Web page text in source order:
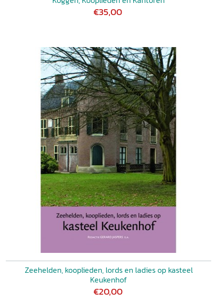
€35,00
Zeehelden, kooplieden, lords en ladies op kasteel
Keukenhof
€20,00